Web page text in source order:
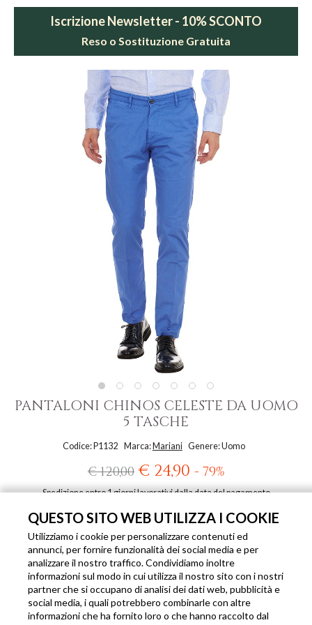
QUESTO SITO WEB UTILIZZA I COOKIE
Utilizziamo i cookie per personalizzare contenuti ed
annunci, per fornire funzionalità dei social media e per
analizzare il nostro traffico. Condividiamo inoltre
informazioni sul modo in cui utilizza il nostro sito con i nostri
partner che si occupano di analisi dei dati web, pubblicità e
social media, i quali potrebbero combinarle con altre
informazioni che ha fornito loro o che hanno raccolto dal
Iscrizione Newsletter - 10% SCONTO
Reso o Sostituzione Gratuita
PANTALONI CHINOS CELESTE DA UOMO
5 TASCHE
Codice: P1132 Marca:Mariani Genere: Uomo
€ 120,00 € 24,90 - 79%
Spedizione entro 1 giorni lavorativi dalla data del pagamento
DISPONIBILE ANCHE IN QUESTI COLORI